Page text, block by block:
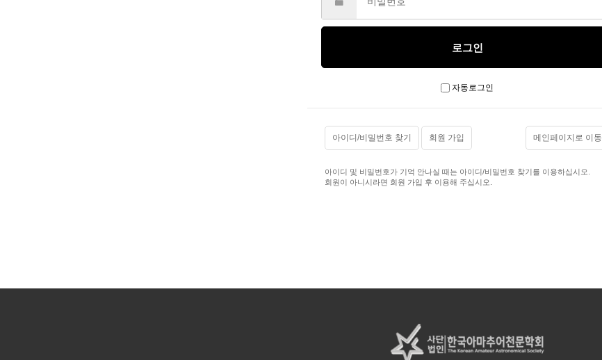
자동로그인
아이디/비밀번호 찾기 회원 가입 메인페이지로 이동
아이디 및 비밀번호가 기억 안나실 때는 아이디/비밀번호 찾기를 이용하십시오.
회원이 아니시라면 회원 가입 후 이용해 주십시오.